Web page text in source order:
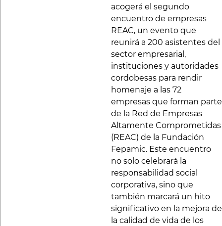
acogerá el segundo
encuentro de empresas
REAC, un evento que
reunirá a 200 asistentes del
sector empresarial,
instituciones y autoridades
cordobesas para rendir
homenaje a las 72
empresas que forman parte
de la Red de Empresas
Altamente Comprometidas
(REAC) de la Fundación
Fepamic. Este encuentro
no solo celebrará la
responsabilidad social
corporativa, sino que
también marcará un hito
significativo en la mejora de
la calidad de vida de los